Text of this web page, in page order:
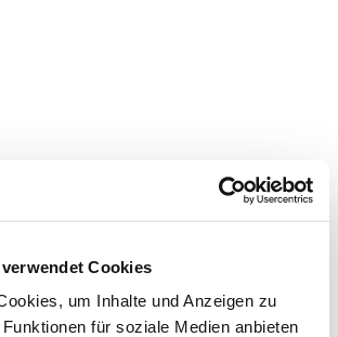
Cookies
um Inhalte und Anzeigen zu
für soziale Medien anbieten